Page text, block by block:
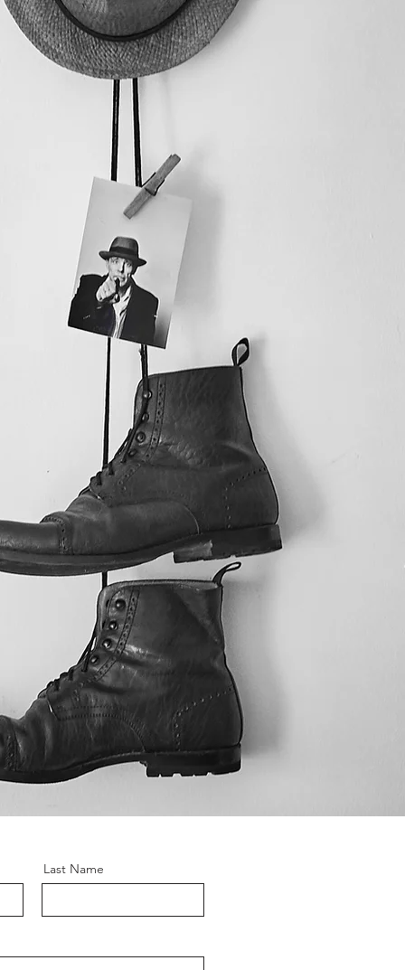
Last Name